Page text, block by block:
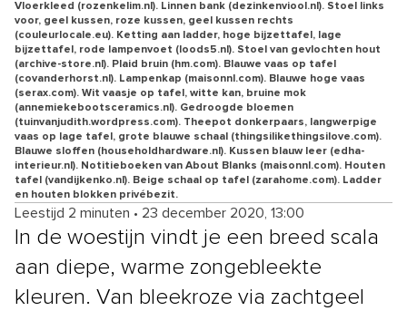
Vloerkleed (rozenkelim.nl). Linnen bank (dezinkenviool.nl). Stoel links
voor, geel kussen, roze kussen, geel kussen rechts
(couleurlocale.eu). Ketting aan ladder, hoge bijzettafel, lage
bijzettafel, rode lampenvoet (loods5.nl). Stoel van gevlochten hout
(archive-store.nl). Plaid bruin (hm.com). Blauwe vaas op tafel
(covanderhorst.nl). Lampenkap (maisonnl.com). Blauwe hoge vaas
(serax.com). Wit vaasje op tafel, witte kan, bruine mok
(annemiekebootsceramics.nl). Gedroogde bloemen
(tuinvanjudith.wordpress.com). Theepot donkerpaars, langwerpige
vaas op lage tafel, grote blauwe schaal (thingsilikethingsilove.com).
Blauwe sloffen (householdhardware.nl). Kussen blauw leer (edha-
interieur.nl). Notitieboeken van About Blanks (maisonnl.com). Houten
tafel (vandijkenko.nl). Beige schaal op tafel (zarahome.com). Ladder
en houten blokken privébezit.
Leestijd 2 minuten • 23 december 2020, 13:00
In de woestijn vindt je een breed scala
aan diepe, warme zongebleekte
kleuren. Van bleekroze via zachtgeel